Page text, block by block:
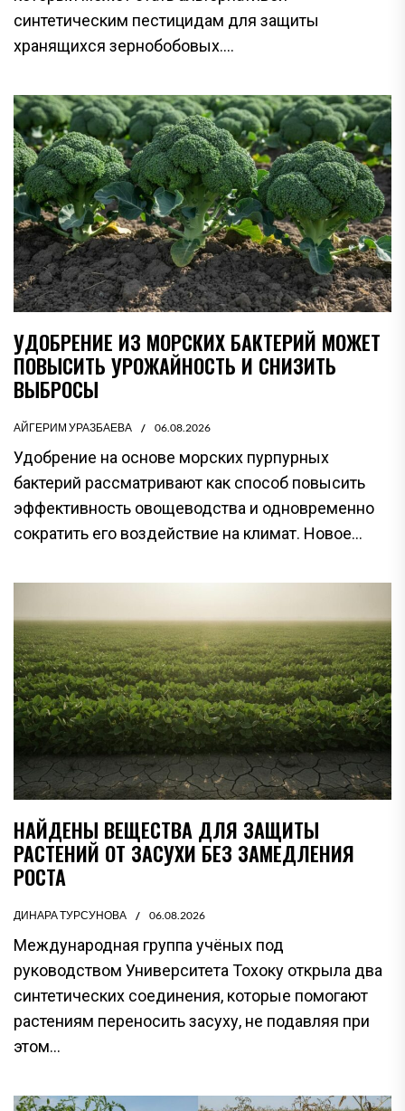
синтетическим пестицидам для защиты
хранящихся зернобобовых....
УДОБРЕНИЕ ИЗ МОРСКИХ БАКТЕРИЙ МОЖЕТ
ПОВЫСИТЬ УРОЖАЙНОСТЬ И СНИЗИТЬ
ВЫБРОСЫ
АЙГЕРИМ УРАЗБАЕВА 06.08.2026
Удобрение на основе морских пурпурных
бактерий рассматривают как способ повысить
эффективность овощеводства и одновременно
сократить его воздействие на климат. Новое...
НАЙДЕНЫ ВЕЩЕСТВА ДЛЯ ЗАЩИТЫ
РАСТЕНИЙ ОТ ЗАСУХИ БЕЗ ЗАМЕДЛЕНИЯ
РОСТА
ДИНАРА ТУРСУНОВА 06.08.2026
Международная группа учёных под
руководством Университета Тохоку открыла два
синтетических соединения, которые помогают
растениям переносить засуху, не подавляя при
этом...